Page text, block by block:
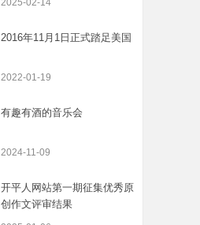
2025-02-14
2016年11月1日正式踏足美国
2022-01-19
有趣有酒的音乐会
2024-11-09
开平人网站第一期征集优秀原
创作文评审结果